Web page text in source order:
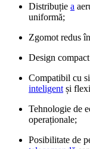
Distribuție a
uniformă;
Zgomot redus
Design
Compatibil cu
inteligent și
Tehnologie de
operaționale;
Posibilitate de